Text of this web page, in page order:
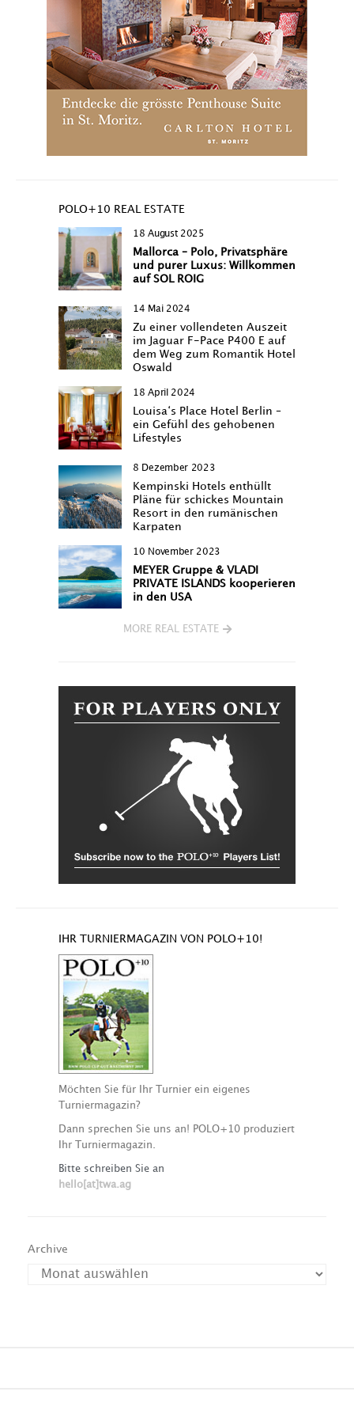
POLO+10 REAL ESTATE
18 August 2025
Mallorca – Polo, Privatsphäre
und purer Luxus: Willkommen
auf SOL ROIG
14 Mai 2024
Zu einer vollendeten Auszeit
im Jaguar F-Pace P400 E auf
dem Weg zum Romantik Hotel
Oswald
18 April 2024
Louisa‘s Place Hotel Berlin –
ein Gefühl des gehobenen
Lifestyles
8 Dezember 2023
Kempinski Hotels enthüllt
Pläne für schickes Mountain
Resort in den rumänischen
Karpaten
10 November 2023
MEYER Gruppe & VLADI
PRIVATE ISLANDS kooperieren
in den USA
MORE REAL ESTATE
IHR TURNIERMAGAZIN VON POLO+10!
Möchten Sie für Ihr Turnier ein eigenes
Turniermagazin?
Dann sprechen Sie uns an! POLO+10 produziert
Ihr Turniermagazin.
Bitte schreiben Sie an
hello[at]twa.ag
Archive